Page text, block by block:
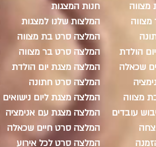
חנות המצגות
המלצות שלנו למצגות
המלצה סרט בת מצווה
המלצה סרט בר מצווה
המלצה מצגת יום הולדת
המלצה סרט חתונה
המלצה מצגת ליום נישואים
המלצה מצגת עם אנימציה
המלצה סרט חיים שכאלה
המלצה סרט לכל אירוע
הולדת
שכאלה
מצווה
עובדים